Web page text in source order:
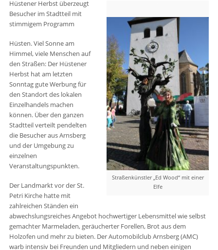
Straßenkünstler „Ed Wood“ mit einer
Elfe
Hüstener Herbst überzeugt
Besucher im Stadtteil mit
stimmigem Programm
Hüsten. Viel Sonne am
Himmel, viele Menschen auf
den Straßen: Der Hüstener
Herbst hat am letzten
Sonntag gute Werbung für
den Standort des lokalen
Einzelhandels machen
können. Über den ganzen
Stadtteil verteilt pendelten
die Besucher aus Arnsberg
und der Umgebung zu
einzelnen
Veranstaltungspunkten.
Der Landmarkt vor der St.
Petri Kirche hatte mit
zahlreichen Ständen ein
abwechslungsreiches Angebot hochwertiger Lebensmittel wie selbst
gemachter Marmeladen, geräucherter Forellen, Brot aus dem
Holzofen und mehr zu bieten. Der Automobilclub Arnsberg (AMC)
warb intensiv bei Freunden und Mitgliedern und neben einigen